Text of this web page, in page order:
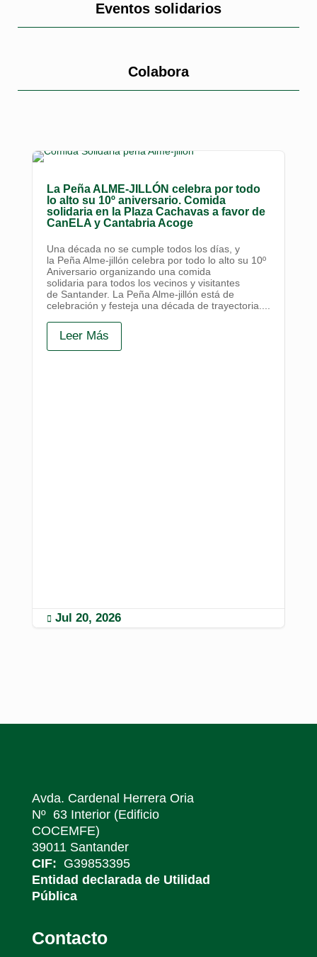
Eventos solidarios
Colabora
La Peña ALME-JILLÓN celebra por todo
lo alto su 10º aniversario. Comida
solidaria en la Plaza Cachavas a favor de
CanELA y Cantabria Acoge
Una década no se cumple todos los días, y
la Peña Alme-jillón celebra por todo lo alto su 10º
Aniversario organizando una comida
solidaria para todos los vecinos y visitantes
de Santander. La Peña Alme-jillón está de
celebración y festeja una década de trayectoria....
Leer Más
 Jul 20, 2026
Avda. Cardenal Herrera Oria
Nº 63 Interior (Edificio
COCEMFE)
39011 Santander
CIF: G39853395
Entidad declarada de Utilidad
Pública
Contacto